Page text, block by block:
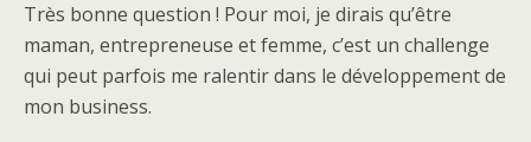
Très bonne question ! Pour moi, je dirais qu’être
maman, entrepreneuse et femme, c’est un challenge
qui peut parfois me ralentir dans le développement de
mon business.